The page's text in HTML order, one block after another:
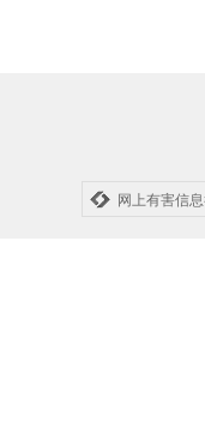
网上有害信